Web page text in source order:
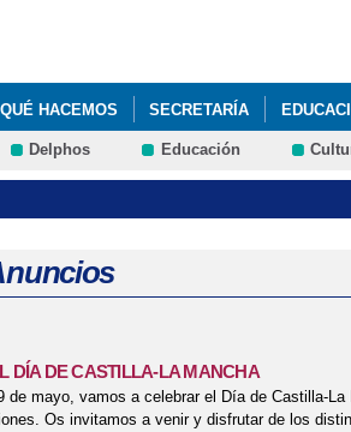
QUÉ HACEMOS SECRETARÍA
Delphos Educación
DÍA DE CASTILLA-LA MANCHA
de mayo, vamos a celebrar el Día de Castilla-
Os invitamos a venir y disfrutar de los